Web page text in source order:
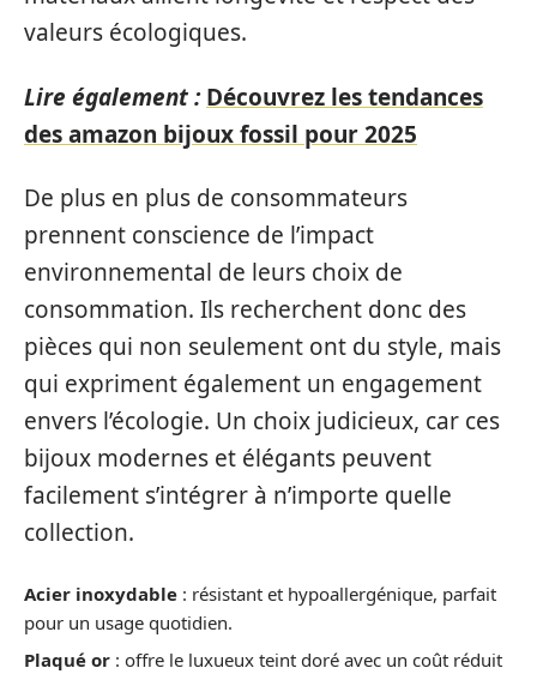
valeurs écologiques.
Lire également : Découvrez les tendances
des amazon bijoux fossil pour 2025
De plus en plus de consommateurs
prennent conscience de l’impact
environnemental de leurs choix de
consommation. Ils recherchent donc des
pièces qui non seulement ont du style, mais
qui expriment également un engagement
envers l’écologie. Un choix judicieux, car ces
bijoux modernes et élégants peuvent
facilement s’intégrer à n’importe quelle
collection.
Acier inoxydable : résistant et hypoallergénique, parfait
pour un usage quotidien.
Plaqué or : offre le luxueux teint doré avec un coût réduit